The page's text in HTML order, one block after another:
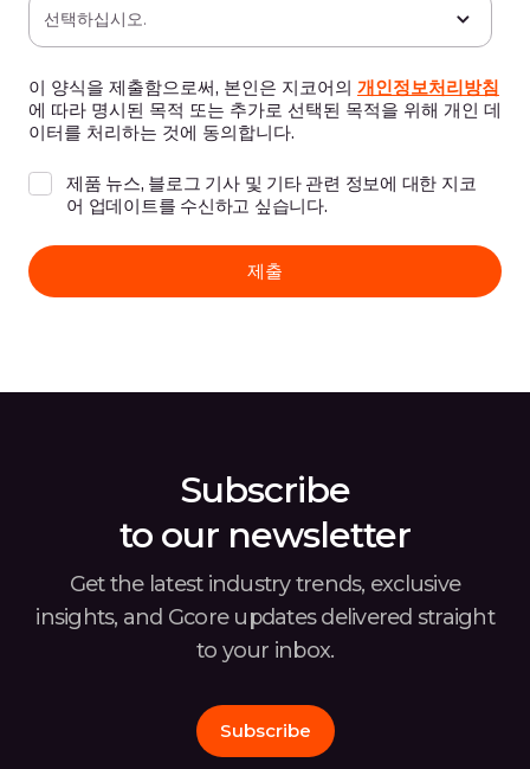
이 양식을 제출함으로써, 본인은 지코어의 개인정보처리방침
에 따라 명시된 목적 또는 추가로 선택된 목적을 위해 개인 데
이터를 처리하는 것에 동의합니다.
제품 뉴스, 블로그 기사 및 기타 관련 정보에 대한 지코
어 업데이트를 수신하고 싶습니다.
Subscribe
to our newsletter
Get the latest industry trends, exclusive
insights, and Gcore updates delivered straight
to your inbox.
Subscribe